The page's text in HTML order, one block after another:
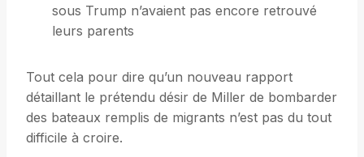
sous Trump n’avaient pas encore retrouvé
leurs parents
Tout cela pour dire qu’un nouveau rapport
détaillant le prétendu désir de Miller de bombarder
des bateaux remplis de migrants n’est pas du tout
difficile à croire.